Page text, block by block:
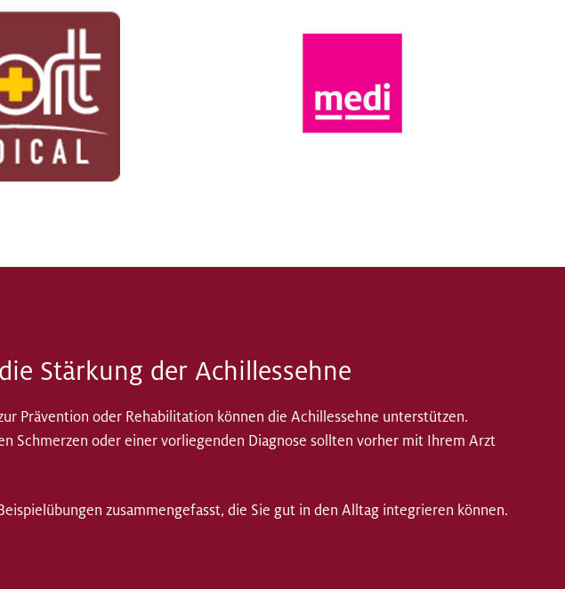
Stärkung der Achillessehne
Prävention oder Rehabilitation können die Achillessehne unterstützen.
Schmerzen oder einer vorliegenden Diagnose sollten vorher mit Ihrem Arzt
zusammengefasst, die Sie gut in den Alltag integrieren können.